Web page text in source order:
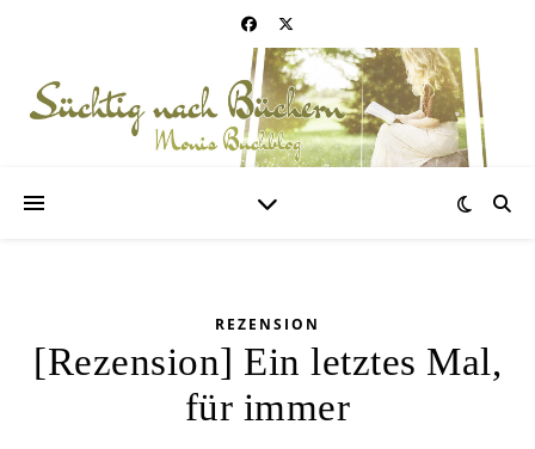
REZENSION
[Rezension] Ein letztes Mal,
für immer